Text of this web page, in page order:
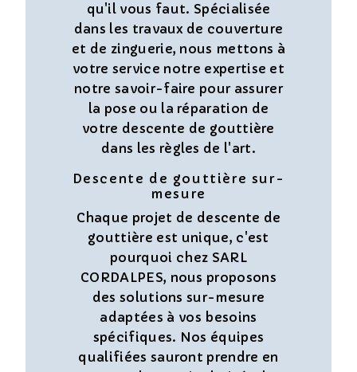
qu'il vous faut. Spécialisée
dans les travaux de couverture
et de zinguerie, nous mettons à
votre service notre expertise et
notre savoir-faire pour assurer
la pose ou la réparation de
votre descente de gouttière
dans les règles de l'art.
Descente de gouttière sur-
mesure
Chaque projet de descente de
gouttière est unique, c'est
pourquoi chez SARL
CORDALPES, nous proposons
des solutions sur-mesure
adaptées à vos besoins
spécifiques. Nos équipes
qualifiées sauront prendre en